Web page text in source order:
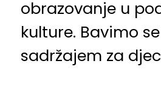
obrazovanje u
kulture. Bavimo
sadržajem za